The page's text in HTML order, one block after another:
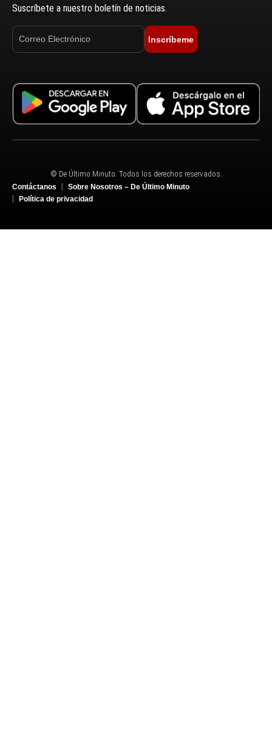
Suscríbete a nuestro boletín de noticias.
Inscríbeme
© De Último Minuto. Todos los derechos reservados.
Contáctanos
Sobre Nosotros – De Último Minuto
Política de privacidad